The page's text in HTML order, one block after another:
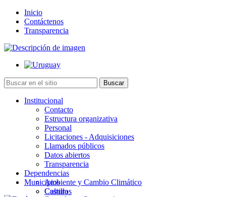
Inicio
Contáctenos
Transparencia
Institucional
Contacto
Estructura organizativa
Personal
Licitaciones - Adquisiciones
Llamados públicos
Datos abiertos
Transparencia
Dependencias
Ambiente y Cambio Climático
Cultura
Municipios
Castillos